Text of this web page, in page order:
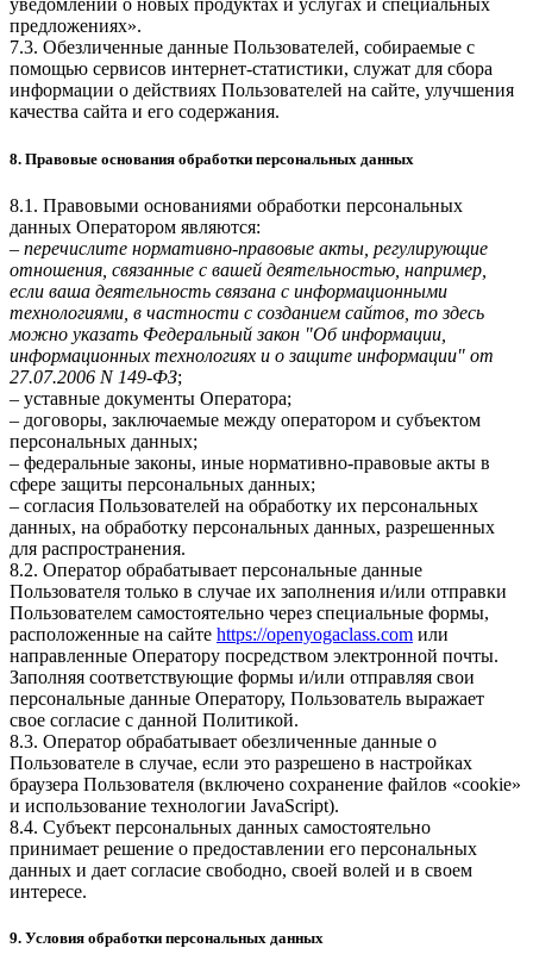
уведомлений о новых продуктах и услугах и специальных
предложениях».
7.3. Обезличенные данные Пользователей, собираемые с
помощью сервисов интернет-статистики, служат для сбора
информации о действиях Пользователей на сайте, улучшения
качества сайта и его содержания.
8. Правовые основания обработки персональных данных
8.1. Правовыми основаниями обработки персональных
данных Оператором являются:
– перечислите нормативно-правовые акты, регулирующие
отношения, связанные с вашей деятельностью, например,
если ваша деятельность связана с информационными
технологиями, в частности с созданием сайтов, то здесь
можно указать Федеральный закон "Об информации,
информационных технологиях и о защите информации" от
27.07.2006 N 149-ФЗ;
– уставные документы Оператора;
– договоры, заключаемые между оператором и субъектом
персональных данных;
– федеральные законы, иные нормативно-правовые акты в
сфере защиты персональных данных;
– согласия Пользователей на обработку их персональных
данных, на обработку персональных данных, разрешенных
для распространения.
8.2. Оператор обрабатывает персональные данные
Пользователя только в случае их заполнения и/или отправки
Пользователем самостоятельно через специальные формы,
расположенные на сайте https://openyogaclass.com или
направленные Оператору посредством электронной почты.
Заполняя соответствующие формы и/или отправляя свои
персональные данные Оператору, Пользователь выражает
свое согласие с данной Политикой.
8.3. Оператор обрабатывает обезличенные данные о
Пользователе в случае, если это разрешено в настройках
браузера Пользователя (включено сохранение файлов «cookie»
и использование технологии JavaScript).
8.4. Субъект персональных данных самостоятельно
принимает решение о предоставлении его персональных
данных и дает согласие свободно, своей волей и в своем
интересе.
9. Условия обработки персональных данных